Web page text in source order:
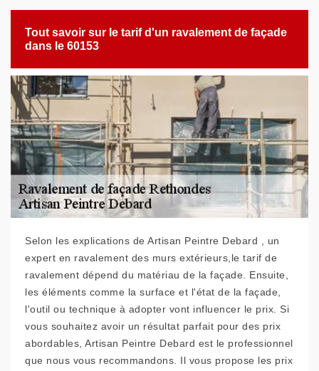
Tout savoir sur le tarif d'un ravalement de façade
dans le 60153
Selon les explications de Artisan Peintre Debard , un
expert en ravalement des murs extérieurs,le tarif de
ravalement dépend du matériau de la façade. Ensuite,
les éléments comme la surface et l'état de la façade,
l'outil ou technique à adopter vont influencer le prix. Si
vous souhaitez avoir un résultat parfait pour des prix
abordables, Artisan Peintre Debard est le professionnel
que nous vous recommandons. Il vous propose les prix